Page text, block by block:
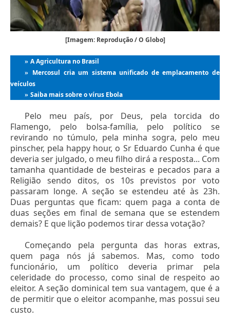
[Imagem: Reprodução / O Globo]
» A Agricultura no Brasil
» Mercosul cria um sistema unificado de emplacamento de
veículos
» Saiba mais sobre o vírus Ebola
Pelo meu país, por Deus, pela torcida do
Flamengo, pelo bolsa-família, pelo político se
revirando no túmulo, pela minha sogra, pelo meu
pinscher, pela happy hour, o Sr Eduardo Cunha é que
deveria ser julgado, o meu filho dirá a resposta... Com
tamanha quantidade de besteiras e pecados para a
Religião sendo ditos, os 10s previstos por voto
passaram longe. A seção se estendeu até às 23h.
Duas perguntas que ficam: quem paga a conta de
duas seções em final de semana que se estendem
demais? E que lição podemos tirar dessa votação?
Começando pela pergunta das horas extras,
quem paga nós já sabemos. Mas, como todo
funcionário, um político deveria primar pela
celeridade do processo, como sinal de respeito ao
eleitor. A seção dominical tem sua vantagem, que é a
de permitir que o eleitor acompanhe, mas possui seu
custo.